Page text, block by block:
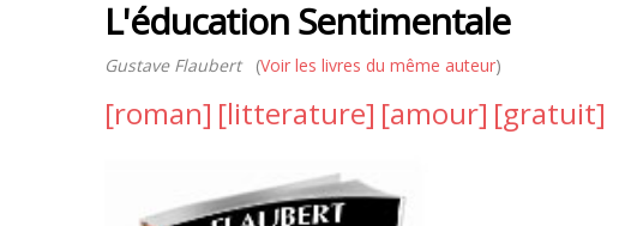
L'éducation Sentimentale
Gustave Flaubert(Voir les livres du même auteur)
[roman] [litterature] [amour] [gratuit]